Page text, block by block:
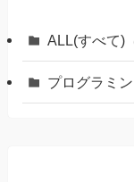
ALL(すべて)
プログラミ